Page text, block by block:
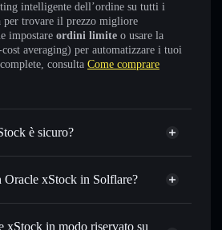
intelligente dell’ordine su tutti i
trovare il prezzo migliore
impostare ordini limite o usare la
averaging) per automatizzare i tuoi
consulta Come comprare
è sicuro?
verificato
Oracle xStock in Solflare?
wallet Solflare
— scambia ORCLX in SOL,
xStock in modo riservato su